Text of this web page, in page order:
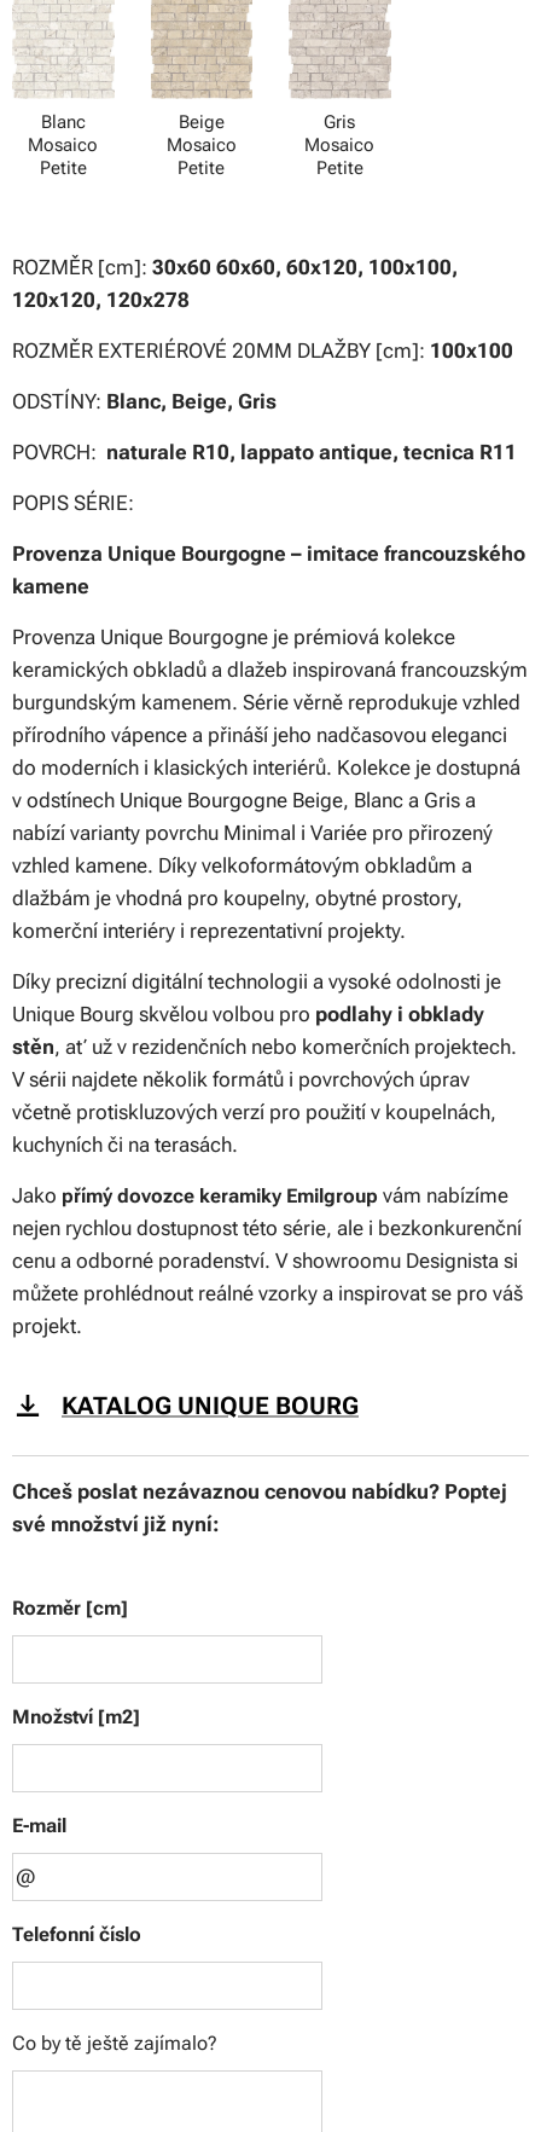
Blanc
Mosaico
Petite
Beige
Mosaico
Petite
Gris
Mosaico
Petite
ROZMĚR [cm]: 30x60 60x60, 60x120, 100x100,
120x120, 120x278
ROZMĚR EXTERIÉROVÉ 20MM DLAŽBY [cm]: 100x100
ODSTÍNY: Blanc, Beige, Gris
POVRCH: naturale R10, lappato antique, tecnica R11
POPIS SÉRIE:
Provenza Unique Bourgogne – imitace francouzského
kamene
Provenza Unique Bourgogne je prémiová kolekce
keramických obkladů a dlažeb inspirovaná francouzským
burgundským kamenem. Série věrně reprodukuje vzhled
přírodního vápence a přináší jeho nadčasovou eleganci
do moderních i klasických interiérů. Kolekce je dostupná
v odstínech Unique Bourgogne Beige, Blanc a Gris a
nabízí varianty povrchu Minimal i Variée pro přirozený
vzhled kamene. Díky velkoformátovým obkladům a
dlažbám je vhodná pro koupelny, obytné prostory,
komerční interiéry i reprezentativní projekty.
Díky precizní digitální technologii a vysoké odolnosti je
Unique Bourg skvělou volbou pro podlahy i obklady
stěn, ať už v rezidenčních nebo komerčních projektech.
V sérii najdete několik formátů i povrchových úprav
včetně protiskluzových verzí pro použití v koupelnách,
kuchyních či na terasách.
Jako přímý dovozce keramiky Emilgroup vám nabízíme
nejen rychlou dostupnost této série, ale i bezkonkurenční
cenu a odborné poradenství. V showroomu Designista si
můžete prohlédnout reálné vzorky a inspirovat se pro váš
projekt.
KATALOG UNIQUE BOURG
Chceš poslat nezávaznou cenovou nabídku? Poptej
své množství již nyní:
Rozměr [cm]
Množství [m2]
E-mail
Telefonní číslo
Co by tě ještě zajímalo?